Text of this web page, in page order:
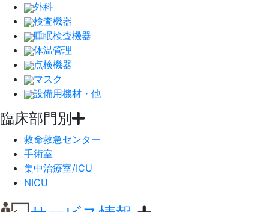
外科
検査機器
睡眠検査機器
体温管理
点検機器
マスク
設備用機材・他
臨床部門別
救命救急センター
手術室
集中治療室/ICU
NICU